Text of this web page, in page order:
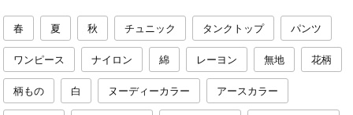
春 夏 秋 チュニック タンクトップ パンツ
ワンピース ナイロン 綿 レーヨン 無地 花柄
柄もの 白 ヌーディーカラー アースカラー